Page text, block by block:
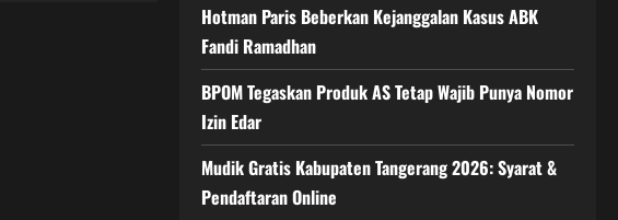
Hotman Paris Beberkan Kejanggalan Kasus ABK
Fandi Ramadhan
BPOM Tegaskan Produk AS Tetap Wajib Punya Nomor
Izin Edar
Mudik Gratis Kabupaten Tangerang 2026: Syarat &
Pendaftaran Online